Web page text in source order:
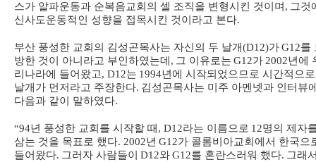
스가 알파운동과 순복음교회의 셀 조직을 변형시킨 것이며 , 그것
신사도운동적인 성향을 접목시킨 것이라고 본다.
부산 풍성한 교회의 김성곤목사는 자신의 두 날개(D12)가G12를
방한 것이 아니라고 부인하였는데 , 그 이유로는 G12가 2002년에
리나라에 들어왔고, D12는 1994년에 시작되었으므로 시간적으
날개가 먼저라고 주장한다. 김성곤목사는 미주 아멘넷과 인터뷰
다음과 같이 말하였다.
“94년 풍성한 교회를 시작할 때 , D12라는 이름으로 12명의 제자
삼는 것을 목표로 했다. 2002년 G12가 콜롬비아교회에서 한국으
들어왔다. 그러자 사람들이 D12와G12를 혼란스러워 했다. 그래